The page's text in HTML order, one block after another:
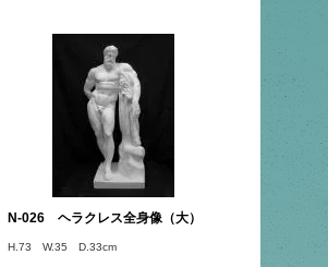
N-026 ヘラクレス全身像（大）
H.73 W.35 D.33cm